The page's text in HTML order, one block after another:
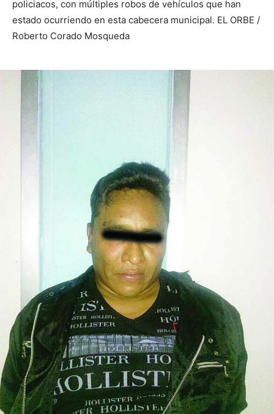
policiacos, con múltiples robos de vehículos que han
estado ocurriendo en esta cabecera municipal. EL ORBE /
Roberto Corado Mosqueda